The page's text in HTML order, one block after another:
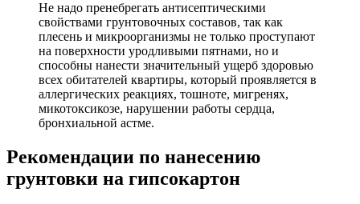
Не надо пренебрегать антисептическими
свойствами грунтовочных составов, так как
плесень и микроорганизмы не только проступают
на поверхности уродливыми пятнами, но и
способны нанести значительный ущерб здоровью
всех обитателей квартиры, который проявляется в
аллергических реакциях, тошноте, мигренях,
микотоксикозе, нарушении работы сердца,
бронхиальной астме.
Рекомендации по нанесению
грунтовки на гипсокартон